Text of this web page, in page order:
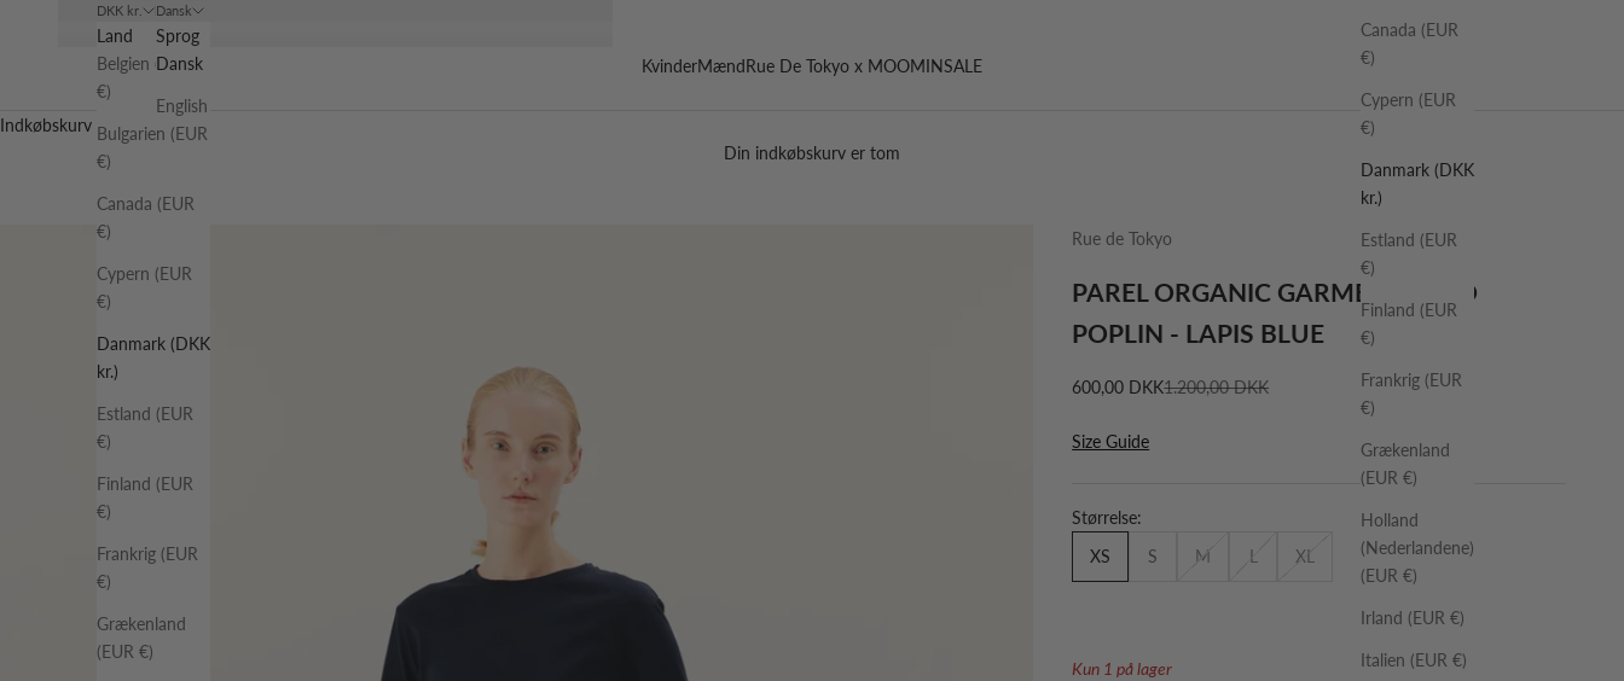
KvinderMændRue De Tokyo x MOOMINSALE
Canada (EUR
€)
Cypern (EUR
€)
Danmark (DKK
kr.)
Estland (EUR
€)
Finland (EUR
€)
Frankrig (EUR
€)
Grækenland
(EUR €)
Holland
(Nederlandene)
(EUR €)
Irland (EUR €)
Italien (EUR €)
DKK kr.
Land
Belgien (EUR
€)
Bulgarien (EUR
€)
Canada (EUR
€)
Cypern (EUR
€)
Danmark (DKK
kr.)
Estland (EUR
€)
Finland (EUR
€)
Frankrig (EUR
€)
Grækenland
(EUR €)
Dansk
Sprog
Dansk
English
Indkøbskurv
Din indkøbskurv er tom
Rue de Tokyo
PAREL ORGANIC GARMENT DYED
POPLIN - LAPIS BLUE
Salgspris
600,00 DKKNormalpris
1.200,00 DKK
Size Guide
Størrelse:
XS
S M L XL
Kun 1 på lager